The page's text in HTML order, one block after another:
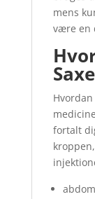
mens
være en
fortalt